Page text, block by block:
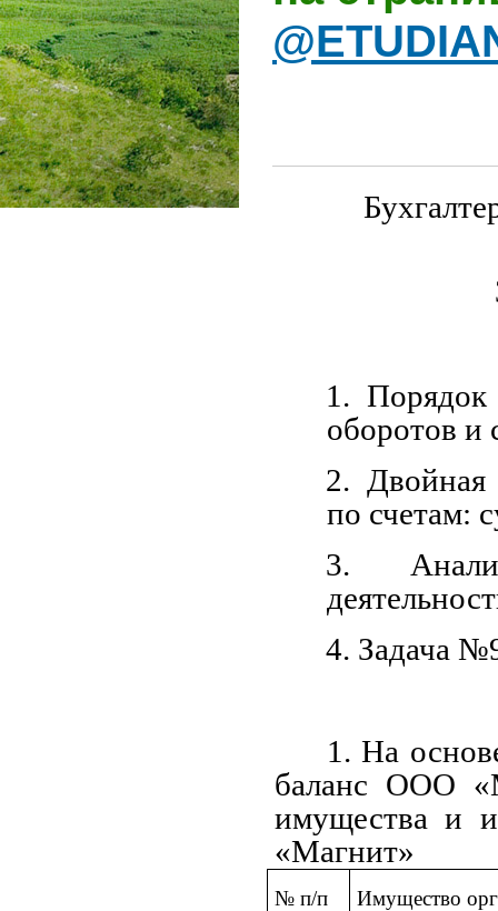
1. Порядок
оборотов и
2. Двойная
по счетам:
3.
4. Задача
1. На
баланс ООО
имущества и
«Магнит»
№ п/п Имущество